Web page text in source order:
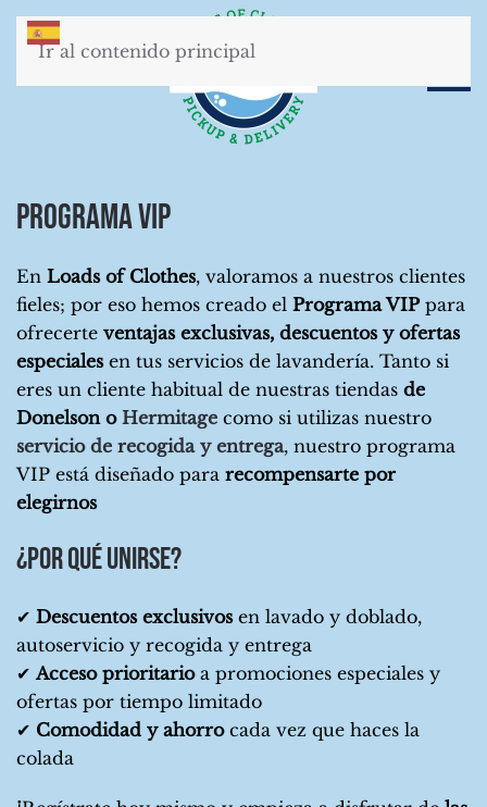
Ir al contenido principal
Programa VIP
En Loads of Clothes, valoramos a nuestros clientes
fieles; por eso hemos creado el Programa VIPpara
ofrecerte ventajas exclusivas, descuentos y ofertas
especialesen tus servicios de lavandería. Tanto si
eres un cliente habitual de nuestras tiendas de
Donelson o Hermitage como si utilizas nuestro
servicio de recogida y entrega, nuestro programa
VIP está diseñado para recompensarte por
elegirnos
¿Por qué unirse?
✔ Descuentos exclusivosen lavado y doblado,
autoservicio y recogida y entrega
✔ Acceso prioritarioa promociones especiales y
ofertas por tiempo limitado
✔ Comodidad y ahorrocada vez que haces la
colada